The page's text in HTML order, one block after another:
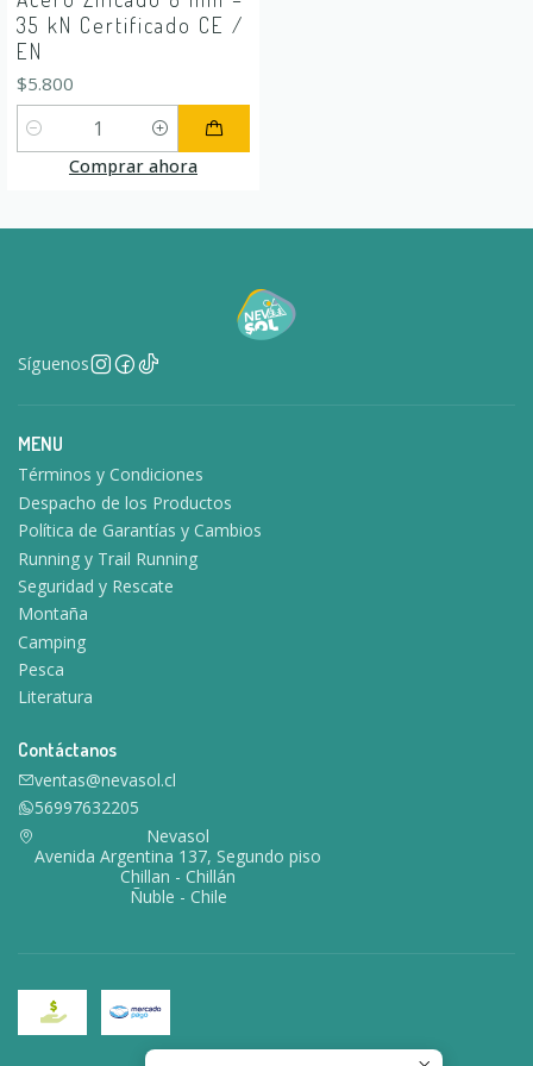
35 kN Certificado CE /
EN
$5.800
Cantidad
Comprar ahora
Síguenos
MENU
Términos y Condiciones
Despacho de los Productos
Política de Garantías y Cambios
Running y Trail Running
Seguridad y Rescate
Montaña
Camping
Pesca
Literatura
Contáctanos
ventas@nevasol.cl
56997632205
Nevasol
Avenida Argentina 137, Segundo piso
Chillan - Chillán
Ñuble - Chile